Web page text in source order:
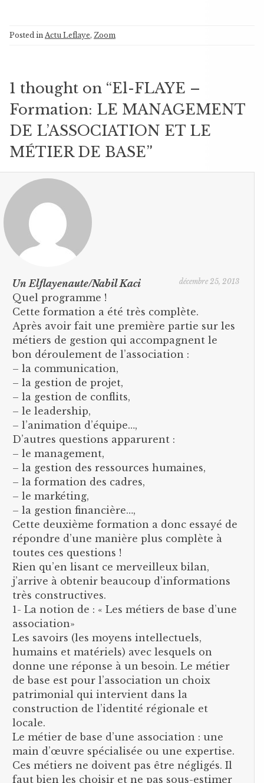
Posted in Actu Leflaye, Zoom
1 thought on “El-FLAYE –
Formation: LE MANAGEMENT
DE L’ASSOCIATION ET LE
MÉTIER DE BASE”
Un Elflayenaute/Nabil Kaci décembre 25, 2013
Quel programme !
Cette formation a été très complète.
Après avoir fait une première partie sur les
métiers de gestion qui accompagnent le
bon déroulement de l’association :
– la communication,
– la gestion de projet,
– la gestion de conflits,
– le leadership,
– l’animation d’équipe…,
D’autres questions apparurent :
– le management,
– la gestion des ressources humaines,
– la formation des cadres,
– le markéting,
– la gestion financière…,
Cette deuxième formation a donc essayé de
répondre d’une manière plus complète à
toutes ces questions !
Rien qu’en lisant ce merveilleux bilan,
j’arrive à obtenir beaucoup d’informations
très constructives.
1- La notion de : « Les métiers de base d’une
association»
Les savoirs (les moyens intellectuels,
humains et matériels) avec lesquels on
donne une réponse à un besoin. Le métier
de base est pour l’association un choix
patrimonial qui intervient dans la
construction de l’identité régionale et
locale.
Le métier de base d’une association : une
main d’œuvre spécialisée ou une expertise.
Ces métiers ne doivent pas être négligés. Il
faut bien les choisir et ne pas sous-estimer